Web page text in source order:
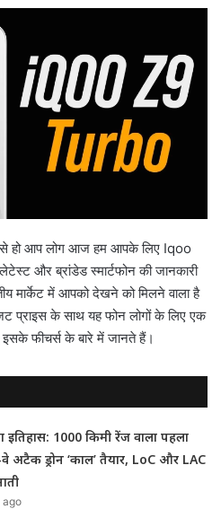
हो आप लोग आज हम आपके लिए Iqoo
और ब्रांडेड स्मार्टफोन की जानकारी
मार्केट में आपको देखने को मिलने वाला है
प्राइस के साथ यह फोन लोगों के लिए एक
इसके फीचर्स के बारे में जानते हैं।
इतिहास: 1000 किमी रेंज वाला पहला
अटैक ड्रोन ‘काल’ तैयार, LoC और LAC
ago